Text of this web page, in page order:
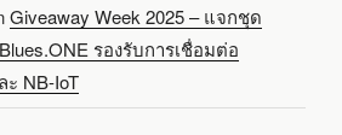
Giveaway Week 2025 – แจกชุด
รองรับการเชื่อมต่อ
ะ NB-IoT